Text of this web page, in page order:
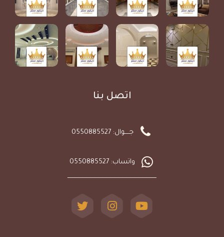
اتصل بنا
جـــــوال: 0550885527
واتساب: 0550885527
ـــــــــــــــــــــــــــــــــــــــــــــــــــــــــــــــــــــــــــــــــــــــــ